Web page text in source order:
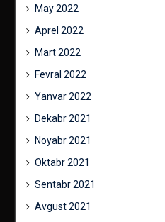
May 2022
Aprel 2022
Mart 2022
Fevral 2022
Yanvar 2022
Dekabr 2021
Noyabr 2021
Oktabr 2021
Sentabr 2021
Avgust 2021